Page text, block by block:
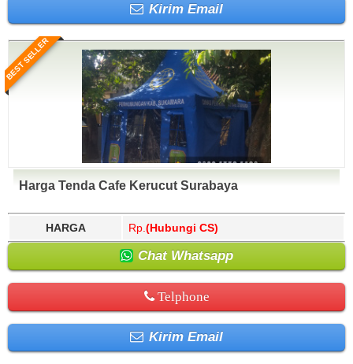
Kirim Email
BEST SELLER
Harga Tenda Cafe Kerucut Surabaya
HARGA Rp. (Hubungi CS)
Chat Whatsapp
Telphone
Kirim Email